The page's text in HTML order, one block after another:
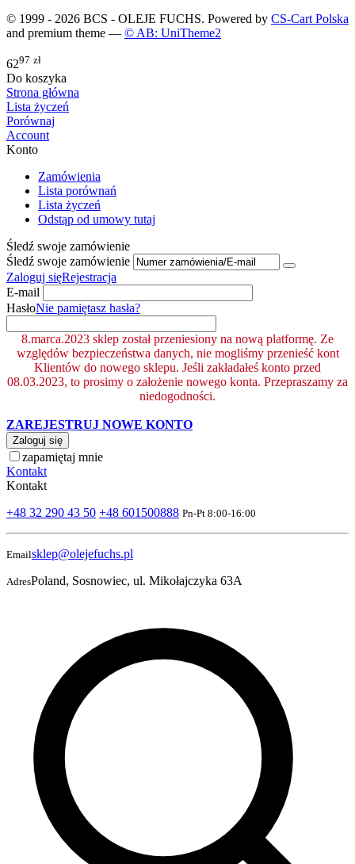
© 1999 - 2026 BCS - OLEJE FUCHS. Powered by CS-Cart Polska
and premium theme — © AB: UniTheme2
6297 zł
Do koszyka
Strona główna
Lista życzeń
Porównaj
Account
Konto
Zamówienia
Lista porównań
Lista życzeń
Odstąp od umowy tutaj
Śledź swoje zamówienie
Śledź swoje zamówienie
Zaloguj sięRejestracja
E-mail
HasłoNie pamiętasz hasła?
8.marca.2023 sklep został przeniesiony na nową platformę. Ze
względów bezpieczeństwa danych, nie mogliśmy przenieść kont
Klientów do nowego sklepu. Jeśli zakładałeś konto przed
08.03.2023, to prosimy o założenie nowego konta. Przepraszamy za
niedogodności.
ZAREJESTRUJ NOWE KONTO
Zaloguj się
zapamiętaj mnie
Kontakt
Kontakt
+48 32 290 43 50 +48 601500888 Pn-Pt 8:00-16:00
Emailsklep@olejefuchs.pl
AdresPoland, Sosnowiec, ul. Mikołajczyka 63A